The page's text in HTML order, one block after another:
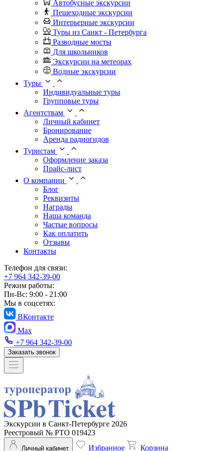
Автобусные экскурсии
Пешеходные экскурсии
Интерьерные экскурсии
Туры из Санкт - Петербурга
Разводные мосты
Для школьников
Экскурсии на метеорах
Водные экскурсии
Туры
Индивидуальные туры
Групповые туры
Агентствам
Личный кабинет
Бронирование
Аренда радиогидов
Туристам
Оформление заказа
Прайс-лист
О компании
Блог
Реквизиты
Награды
Наша команда
Частые вопросы
Как оплатить
Отзывы
Контакты
Телефон для связи:
+7 964 342-39-00
Режим работы:
Пн-Вс: 9:00 - 21:00
Мы в соцсетях:
ВКонтакте
Max
+7 964 342-39-00
Заказать звонок
Экскурсии в Санкт-Петербурге 2026
Реестровый № РТО 019423
Личный кабинет Избранное
Корзина